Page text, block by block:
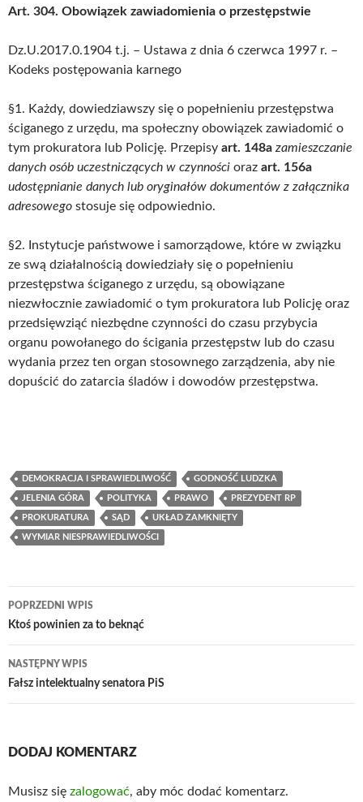
Art. 304. Obowiązek zawiadomienia o przestępstwie
Dz.U.2017.0.1904 t.j. – Ustawa z dnia 6 czerwca 1997 r. –
Kodeks postępowania karnego
§1. Każdy, dowiedziawszy się o popełnieniu przestępstwa
ściganego z urzędu, ma społeczny obowiązek zawiadomić o
tym prokuratora lub Policję. Przepisy art. 148a zamieszczanie
danych osób uczestniczących w czynności oraz art. 156a
udostępnianie danych lub oryginałów dokumentów z załącznika
adresowego stosuje się odpowiednio.
§2. Instytucje państwowe i samorządowe, które w związku
ze swą działalnością dowiedziały się o popełnieniu
przestępstwa ściganego z urzędu, są obowiązane
niezwłocznie zawiadomić o tym prokuratora lub Policję oraz
przedsięwziąć niezbędne czynności do czasu przybycia
organu powołanego do ścigania przestępstw lub do czasu
wydania przez ten organ stosownego zarządzenia, aby nie
dopuścić do zatarcia śladów i dowodów przestępstwa.
DEMOKRACJA I SPRAWIEDLIWOŚĆ GODNOŚĆ LUDZKA
JELENIA GÓRA POLITYKA PRAWO PREZYDENT RP
PROKURATURA SĄD UKŁAD ZAMKNIĘTY
WYMIAR NIESPRAWIEDLIWOŚCI
Nawigacja
wpisu
POPRZEDNI WPIS
Ktoś powinien za to beknąć
NASTĘPNY WPIS
Fałsz intelektualny senatora PiS
DODAJ KOMENTARZ
Musisz się zalogować, aby móc dodać komentarz.